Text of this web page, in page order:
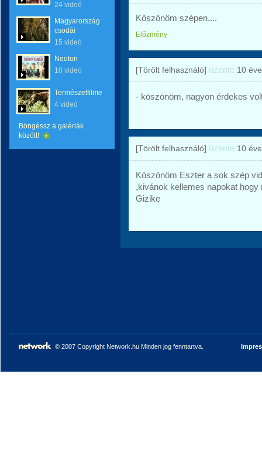
24 videó
Magyarország
csodái
15 videó
Neoton
10 videó
Természetfilmek
4 videó
Böngéssz a galériák
között!
Köszönöm szépen....
Előzmény
[Törölt felhasználó] üzente 10 éve
- köszönöm, nagyon érdekes
[Törölt felhasználó] üzente 10 éve
Köszönöm Eszter a sok szép
,kivánok kellemes napokat
Gizike
© 2007 Copyright Network.hu Minden jog fenntartva.